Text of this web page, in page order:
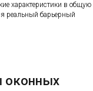
характеристики в общую
реальный барьерный
оконных